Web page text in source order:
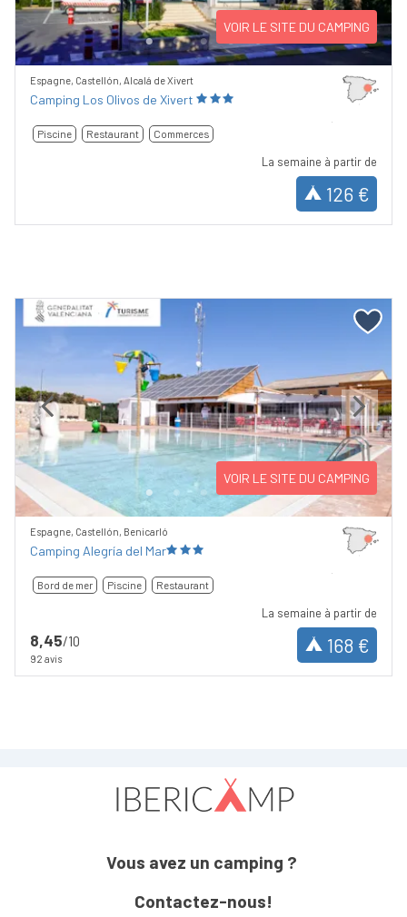
VOIR LE SITE DU CAMPING
Espagne, Castellón, Alcalá de Xivert
Camping Los Olivos de Xivert
Piscine Restaurant Commerces
La semaine à partir de
126 €
Previous Next
VOIR LE SITE DU CAMPING
Espagne, Castellón, Benicarló
Camping Alegría del Mar
Bord de mer Piscine Restaurant
8,45/10
92 avis
La semaine à partir de
168 €
Vous avez un camping ?
Contactez-nous!